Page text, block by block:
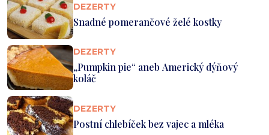
DEZERTY
Snadné pomerančové želé kostky
DEZERTY
„Pumpkin pie“ aneb Americký dýňový
koláč
DEZERTY
Postní chlebíček bez vajec a mléka